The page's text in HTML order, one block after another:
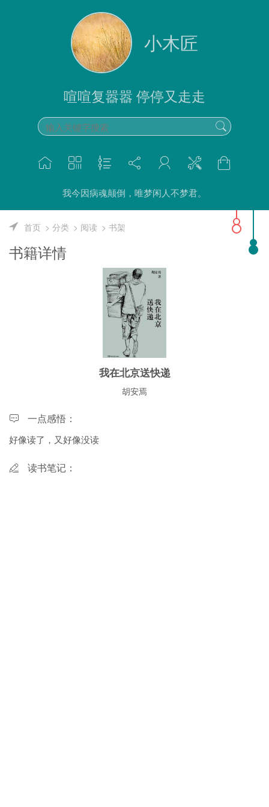
小木匠
喧喧复嚣嚣 停停又走走
我今因病魂颠倒，唯梦闲人不梦君。
首页 分类 阅读 书架
书籍详情
我在北京送快递
胡安焉
一点感悟：
好像读了，又好像没读
读书笔记：